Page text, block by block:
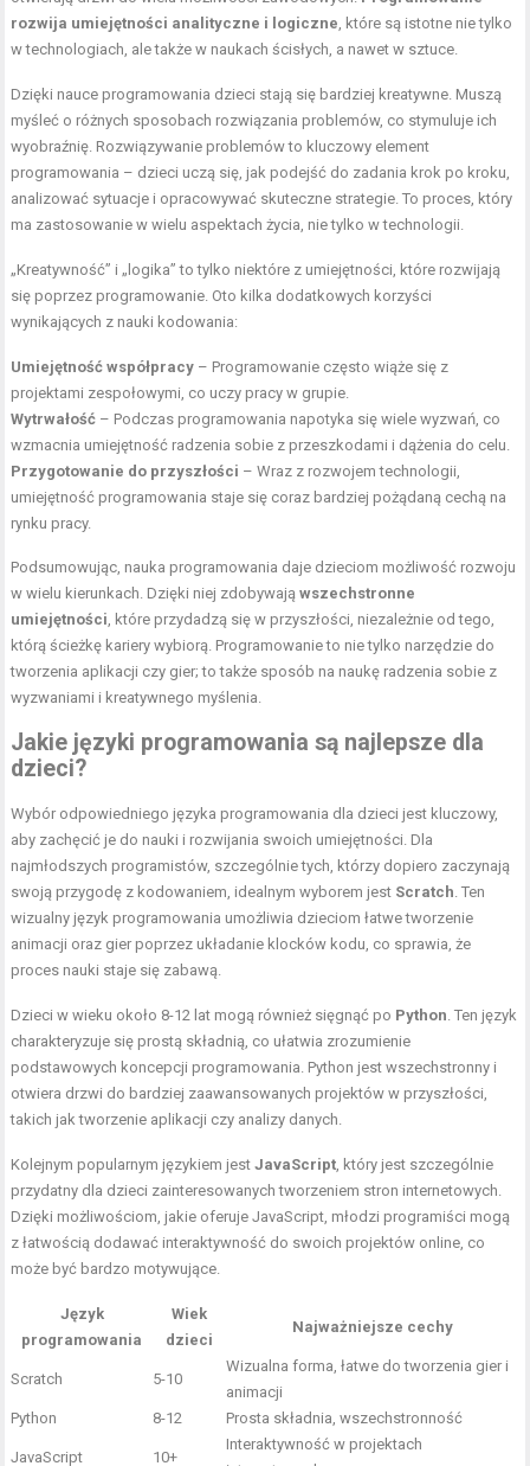
rozwija umiejętności analityczne i logiczne , które są istotne nie tylko
w technologiach, ale także w naukach ścisłych, a nawet w sztuce.
Dzięki nauce programowania dzieci stają się bardziej kreatywne. Muszą
myśleć o różnych sposobach rozwiązania problemów, co stymuluje ich
wyobraźnię. Rozwiązywanie problemów to kluczowy element
programowania – dzieci uczą się, jak podejść do zadania krok po kroku,
analizować sytuacje i opracowywać skuteczne strategie. To proces, który
ma zastosowanie w wielu aspektach życia, nie tylko w technologii.
„Kreatywność” i „logika” to tylko niektóre z umiejętności, które rozwijają
się poprzez programowanie. Oto kilka dodatkowych korzyści
wynikających z nauki kodowania:
Umiejętność współpracy – Programowanie często wiąże się z
projektami zespołowymi, co uczy pracy w grupie.
Wytrwałość – Podczas programowania napotyka się wiele wyzwań, co
wzmacnia umiejętność radzenia sobie z przeszkodami i dążenia do celu.
Przygotowanie do przyszłości – Wraz z rozwojem technologii,
umiejętność programowania staje się coraz bardziej pożądaną cechą na
rynku pracy.
Podsumowując, nauka programowania daje dzieciom możliwość rozwoju
w wielu kierunkach. Dzięki niej zdobywająwszechstronne
umiejętności , które przydadzą się w przyszłości, niezależnie od tego,
którą ścieżkę kariery wybiorą. Programowanie to nie tylko narzędzie do
tworzenia aplikacji czy gier; to także sposób na naukę radzenia sobie z
wyzwaniami i kreatywnego myślenia.
Jakie języki programowania są najlepsze dla
dzieci?
Wybór odpowiedniego języka programowania dla dzieci jest kluczowy,
aby zachęcić je do nauki i rozwijania swoich umiejętności. Dla
najmłodszych programistów, szczególnie tych, którzy dopiero zaczynają
swoją przygodę z kodowaniem, idealnym wyborem jest Scratch . Ten
wizualny język programowania umożliwia dzieciom łatwe tworzenie
animacji oraz gier poprzez układanie klocków kodu, co sprawia, że
proces nauki staje się zabawą.
Dzieci w wieku około 8-12 lat mogą również sięgnąć po Python . Ten język
charakteryzuje się prostą składnią, co ułatwia zrozumienie
podstawowych koncepcji programowania. Python jest wszechstronny i
otwiera drzwi do bardziej zaawansowanych projektów w przyszłości,
takich jak tworzenie aplikacji czy analizy danych.
Kolejnym popularnym językiem jestJavaScript , który jest szczególnie
przydatny dla dzieci zainteresowanych tworzeniem stron internetowych.
Dzięki możliwościom, jakie oferuje JavaScript, młodzi programiści mogą
z łatwością dodawać interaktywność do swoich projektów online, co
może być bardzo motywujące.
Język
programowania
Wiek
dzieci
Najważniejsze cechy
Scratch 5-10
Wizualna forma, łatwe do tworzenia gier i
animacji
Python
8-12 Prosta składnia, wszechstronność
JavaScript 10+
Interaktywność w projektach